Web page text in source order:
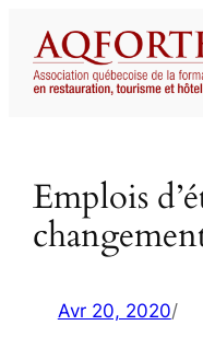
contenu
Emplois
Avr 20, 2020/